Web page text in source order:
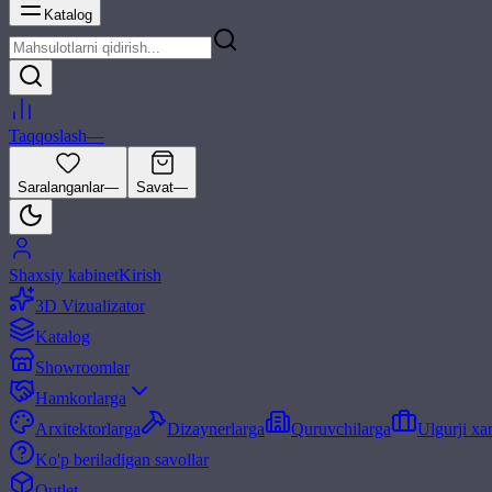
Katalog
Taqqoslash—
Saralanganlar— Savat—
Shaxsiy kabinetKirish
3D Vizualizator
Katalog
Showroomlar
Hamkorlarga
Arxitektorlarga
Dizaynerlarga Quruvchilarga
Ulgurji
Ko'p beriladigan savollar